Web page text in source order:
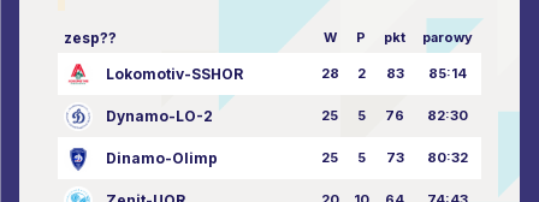
zesp?? W P pkt parowy
Lokomotiv-SSHOR 28 2 83 85:14
Dynamo-LO-2 25 5 76 82:30
Dinamo-Olimp 25 5 73 80:32